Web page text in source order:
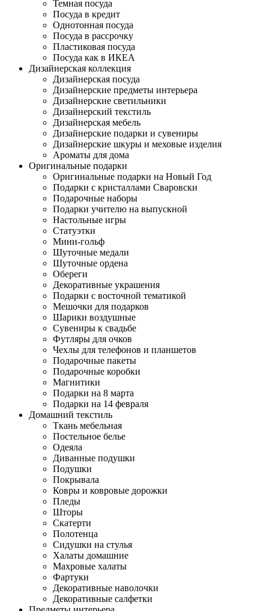
Темная посуда
Посуда в кредит
Однотонная посуда
Посуда в рассрочку
Пластиковая посуда
Посуда как в ИКЕА
Дизайнерская коллекция
Дизайнерская посуда
Дизайнерские предметы интерьера
Дизайнерские светильники
Дизайнерский текстиль
Дизайнерская мебель
Дизайнерские подарки и сувениры
Дизайнерские шкуры и меховые изделия
Ароматы для дома
Оригинальные подарки
Оригинальные подарки на Новый Год
Подарки с кристаллами Сваровски
Подарочные наборы
Подарки учителю на выпускной
Настольные игры
Статуэтки
Мини-гольф
Шуточные медали
Шуточные ордена
Обереги
Декоративные украшения
Подарки с восточной тематикой
Мешочки для подарков
Шарики воздушные
Сувениры к свадьбе
Футляры для очков
Чехлы для телефонов и планшетов
Подарочные пакеты
Подарочные коробки
Магнитики
Подарки на 8 марта
Подарки на 14 февраля
Домашний текстиль
Ткань мебельная
Постельное белье
Одеяла
Диванные подушки
Подушки
Покрывала
Ковры и ковровые дорожки
Пледы
Шторы
Скатерти
Полотенца
Сидушки на стулья
Халаты домашние
Махровые халаты
Фартуки
Декоративные наволочки
Декоративные салфетки